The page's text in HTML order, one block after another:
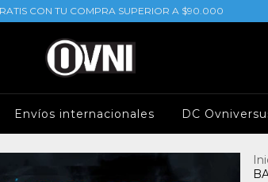
CON TU COMPRA SUPERIOR A $90.000
Envíos internacionales DC